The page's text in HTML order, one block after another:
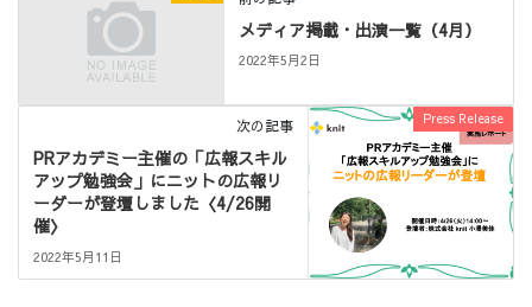
メディア掲載・出演一覧（4月）
2022年5月2日
Press Release
次の記事
PRアカデミー主催の「広報スキル
アップ勉強会」にニットの広報リ
ーダーが登壇しました〈4/26開
催〉
2022年5月11日